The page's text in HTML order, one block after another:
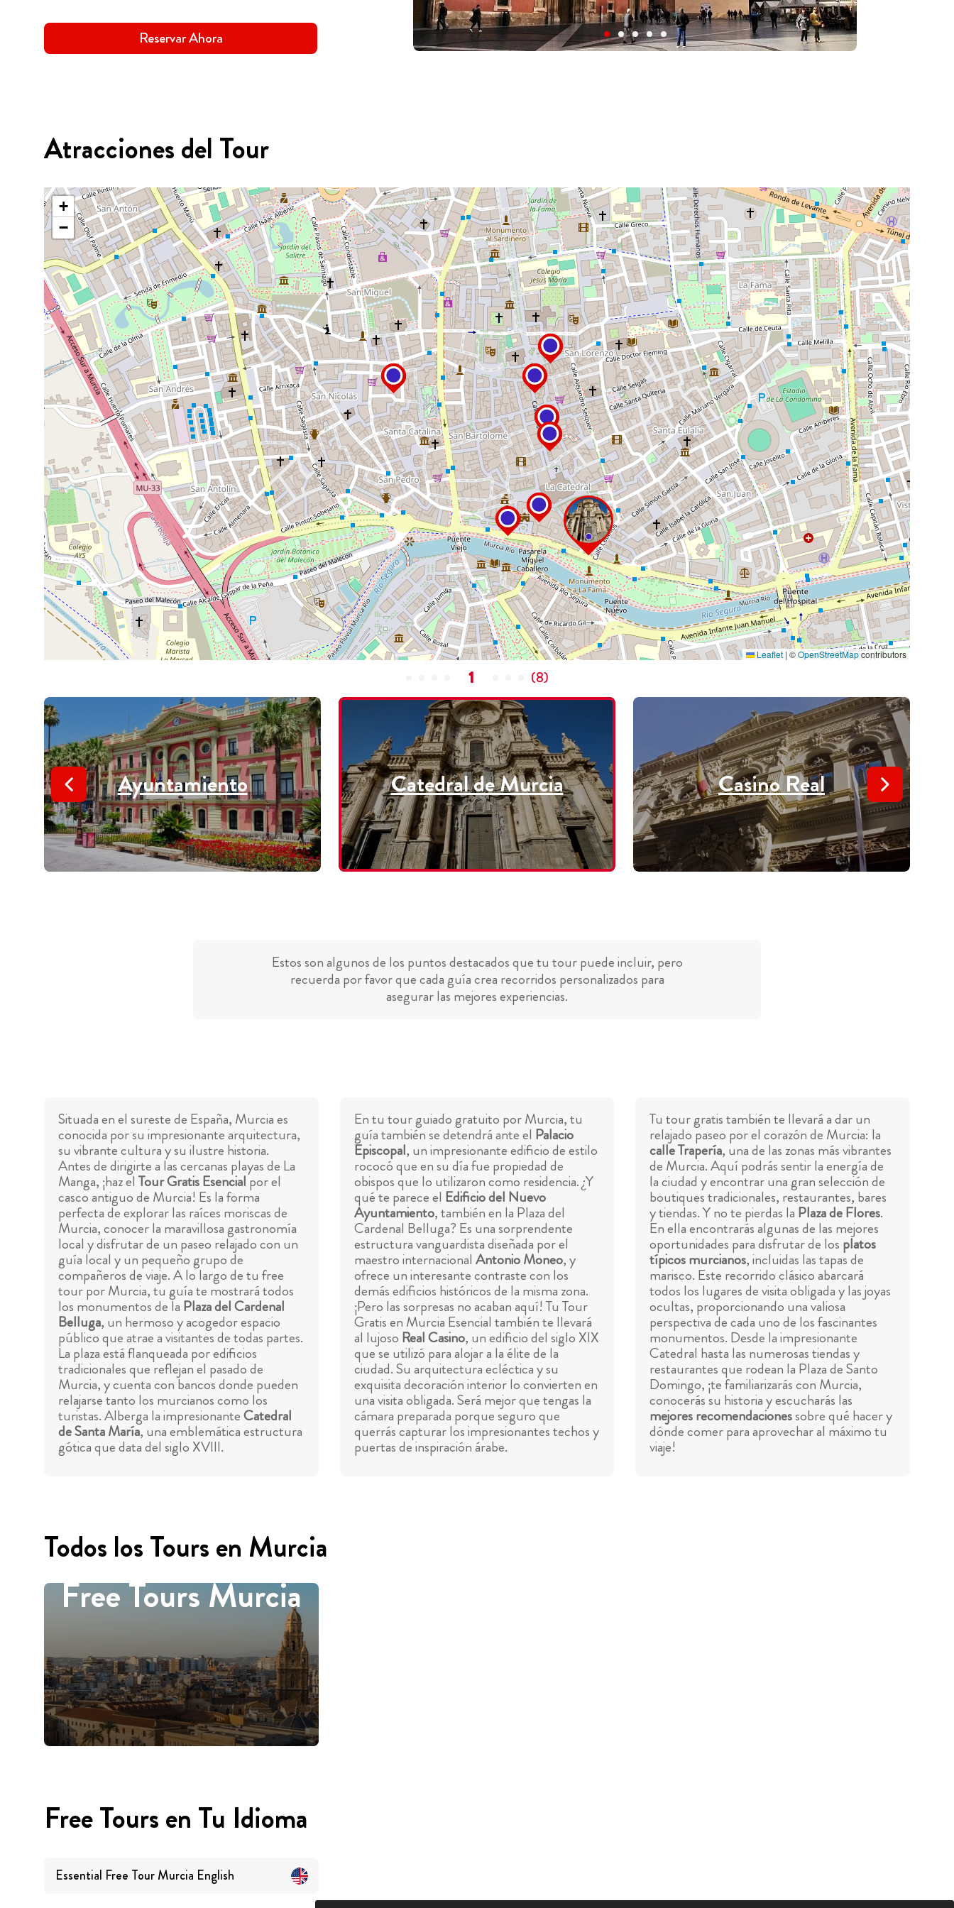
Reservar Ahora
Atracciones del Tour
+
−
Leaflet | ©OpenStreetMapcontributors
1 (8)
Ayuntamiento Catedral de Murcia Casino Real
Estos son algunos de los puntos destacados que tu tour puede incluir, pero
recuerda por favor que cada guía crea recorridos personalizados para
asegurar las mejores experiencias.
Situada en el sureste de España, Murcia es
conocida por su impresionante arquitectura,
su vibrante cultura y su ilustre historia.
Antes de dirigirte a las cercanas playas de La
Manga, ¡haz el Tour Gratis Esencialpor el
casco antiguo de Murcia! Es la forma
perfecta de explorar las raíces moriscas de
Murcia, conocer la maravillosa gastronomía
local y disfrutar de un paseo relajado con un
guía local y un pequeño grupo de
compañeros de viaje. A lo largo de tu free
tour por Murcia, tu guía te mostrará todos
los monumentos de la Plaza del Cardenal
Belluga, un hermoso y acogedor espacio
público que atrae a visitantes de todas partes.
La plaza está flanqueada por edificios
tradicionales que reflejan el pasado de
Murcia, y cuenta con bancos donde pueden
relajarse tanto los murcianos como los
turistas. Alberga la impresionanteCatedral
de Santa María, una emblemática estructura
gótica que data del siglo XVIII.
En tu tour guiado gratuito por Murcia, tu
guía también se detendrá ante el Palacio
Episcopal, un impresionante edificio de estilo
rococó que en su día fue propiedad de
obispos que lo utilizaron como residencia. ¿Y
qué te parece el Edificio del Nuevo
Ayuntamiento, también en la Plaza del
Cardenal Belluga? Es una sorprendente
estructura vanguardista diseñada por el
maestro internacional Antonio Moneo, y
ofrece un interesante contraste con los
demás edificios históricos de la misma zona.
¡Pero las sorpresas no acaban aquí! Tu Tour
Gratis en Murcia Esencial también te llevará
al lujoso Real Casino, un edificio del siglo XIX
que se utilizó para alojar a la élite de la
ciudad. Su arquitectura ecléctica y su
exquisita decoración interior lo convierten en
una visita obligada. Será mejor que tengas la
cámara preparada porque seguro que
querrás capturar los impresionantes techos y
puertas de inspiración árabe.
Tu tour gratis también te llevará a dar un
relajado paseo por el corazón de Murcia: la
calle Trapería, una de las zonas más vibrantes
de Murcia. Aquí podrás sentir la energía de
la ciudad y encontrar una gran selección de
boutiques tradicionales, restaurantes, bares
y tiendas. Y no te pierdas la Plaza de Flores.
En ella encontrarás algunas de las mejores
oportunidades para disfrutar de los platos
típicos murcianos, incluidas las tapas de
marisco. Este recorrido clásico abarcará
todos los lugares de visita obligada y las joyas
ocultas, proporcionando una valiosa
perspectiva de cada uno de los fascinantes
monumentos. Desde la impresionante
Catedral hasta las numerosas tiendas y
restaurantes que rodean la Plaza de Santo
Domingo, ¡te familiarizarás con Murcia,
conocerás su historia y escucharás las
mejores recomendacionessobre qué hacer y
dónde comer para aprovechar al máximo tu
viaje!
Todos los Tours en Murcia
Free Tours Murcia
Free Tours en Tu Idioma
Essential Free Tour Murcia English